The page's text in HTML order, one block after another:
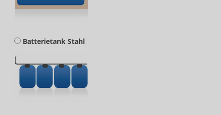
Batterietank Stahl